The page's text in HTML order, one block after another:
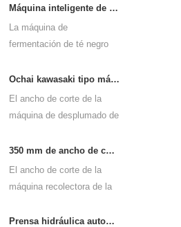
puede secar todo tipo de
té, como el té verde, el té
negro, el té oolong, etc.
Máquina inteligente de fermentación de té negro 6cfj-80.
La máquina de
fermentación de té negro
principalmente para
procesar té negro, permite
fermentar mejor el té negro.
Ochai kawasaki tipo máquina de cosecha de desplume de hojas de té de un solo hombre 4c-t50a5
El ancho de corte de la
máquina de desplumado de
hombre de mano dl-4c-
t50a5 es de 450 mm, 500
mm, 600 mm, use el motor
350 mm de ancho de corte eléctrico con pilas, hoja de té, té, máquina de desplume 4cd-35
El ancho de corte de la
máquina recolectora de la
hoja del té de dl-4cd-35 esPrensa hidráulica automática de té pastel de té máquina de prensado de ladrillos 6cy3-15